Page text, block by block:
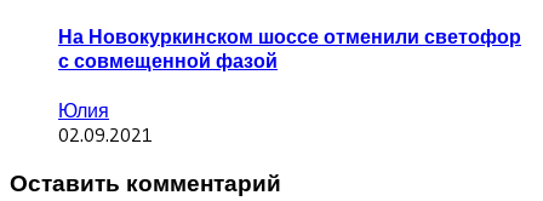
На Новокуркинском шоссе отменили светофор
с совмещенной фазой
Юлия
02.09.2021
Оставить комментарий